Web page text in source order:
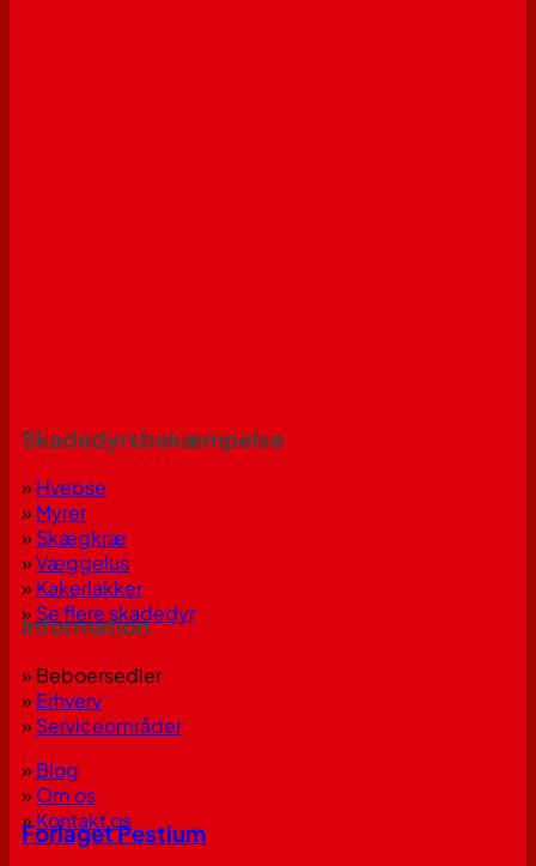
Skadedyrsbekæmpelse
» Hvepse
» Myrer
» Skægkræ
»Væggelus
» Kakerlakker
» Se flere skadedyr
Information
» Beboersedler
» Erhverv
» Serviceområder
» Blog
» Om os
»Kontakt os
Forlaget Pestium